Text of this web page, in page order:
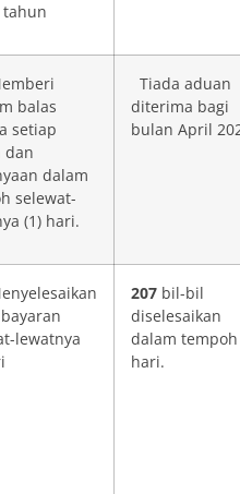
balas
setiap
dan
dalam
selewat-
(1) hari.
Tiada aduan
diterima bagi
bulan April
lewatnya
207 bil-bil
diselesaikan
dalam
hari.